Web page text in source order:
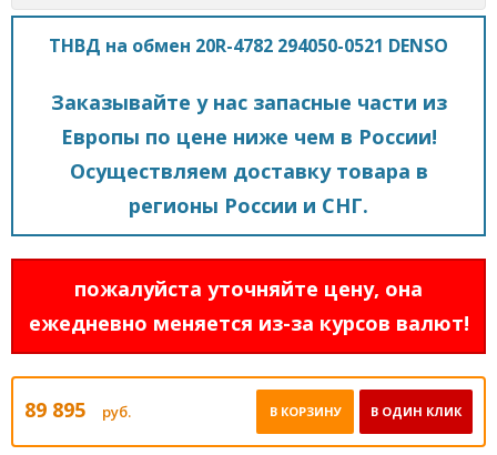
ТНВД на обмен 20R-4782 294050-0521 DENSO
Заказывайте у нас запасные части из
Европы по цене ниже чем в России!
Осуществляем доставку товара в
регионы России и СНГ.
пожалуйста уточняйте цену, она
ежедневно меняется из-за курсов валют!
89 895 руб. В ОДИН КЛИК
В КОРЗИНУ